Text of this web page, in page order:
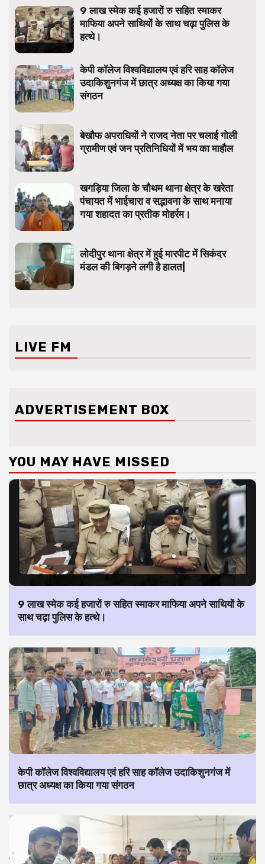
9 लाख स्मेक कई हजारों रु सहित स्माकर
माफिया अपने साथियों के साथ चढ़ा पुलिस के
हत्थे।
केपी कॉलेज विश्वविद्यालय एवं हरि साह कॉलेज
उदाकिशुनगंज में छात्र अध्यक्ष का किया गया
संगठन
बेखौफ अपराधियों ने राजद नेता पर चलाई गोली
ग्रामीण एवं जन प्रतिनिधियों में भय का माहौल
खगड़िया जिला के चौथम थाना क्षेत्र के खरेता
पंचायत में भाईचारा व सद्भावना के साथ मनाया
गया शहादत का प्रतीक मोहर्रम।
लोदीपुर थाना क्षेत्र में हुई मारपीट में सिकंदर
मंडल की बिगड़ने लगी है हालत|
LIVE FM
ADVERTISEMENT BOX
YOU MAY HAVE MISSED
9 लाख स्मेक कई हजारों रु सहित स्माकर माफिया अपने साथियों के
साथ चढ़ा पुलिस के हत्थे।
केपी कॉलेज विश्वविद्यालय एवं हरि साह कॉलेज उदाकिशुनगंज में
छात्र अध्यक्ष का किया गया संगठन